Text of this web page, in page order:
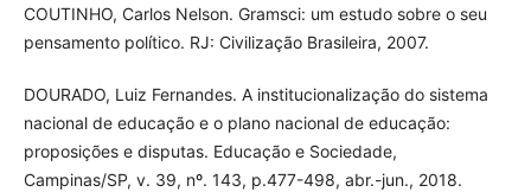
COUTINHO, Carlos Nelson. Gramsci: um estudo sobre o seu
pensamento político. RJ: Civilização Brasileira, 2007.
DOURADO, Luiz Fernandes. A institucionalização do sistema
nacional de educação e o plano nacional de educação:
proposições e disputas. Educação e Sociedade,
Campinas/SP, v. 39, nº. 143, p.477-498, abr.-jun., 2018.